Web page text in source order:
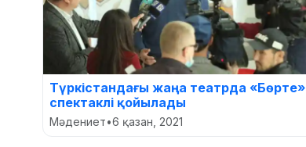
Түркістандағы жаңа театрда «Бөрте»
спектаклі қойылады
Мәдениет•6 қазан, 2021